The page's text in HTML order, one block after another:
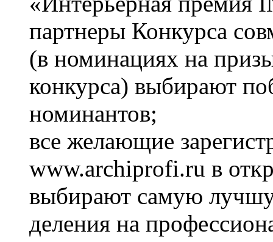
партнеры Конкурса
(в номинациях на
конкурса) выбирают
номинантов;
все желающие
www.archiprofi.ru в
выбирают самую
деления на